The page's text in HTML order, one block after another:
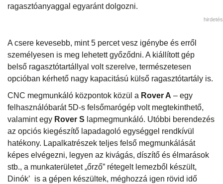
ragasztóanyaggal egyaránt dolgozni.
hirdetés
A csere kevesebb, mint 5 percet vesz igénybe és erről
személyesen is meg lehetett győződni. A kiállított gép
belső ragasztótartállyal volt szerelve, természetesen
opcióban kérhető nagy kapacitású külső ragasztótartály is.
CNC megmunkáló központok közül a Rover A – egy
felhasználóbarát 5D-s felsőmarógép volt megtekinthető,
valamint egy Rover S lapmegmunkáló. Utóbbi berendezés
az opciós kiegészítő lapadagoló egységgel rendkívül
hatékony. Lapalkatrészek teljes felső megmunkálását
képes elvégezni, legyen az kivágás, díszítő és élmarások
stb., a munkaterületet „őrző” rétegelt lemezből készült,
Dinók’ is a gépen készültek, méghozzá igen rövid idő